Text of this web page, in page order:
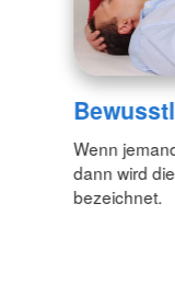
Wenn
dann wird
bezeichnet.